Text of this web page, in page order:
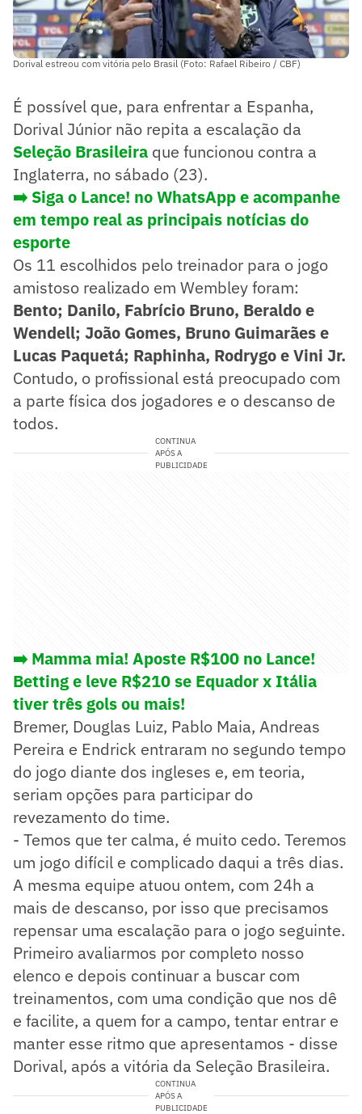
Dorival estreou com vitória pelo Brasil (Foto: Rafael Ribeiro / CBF)
É possível que, para enfrentar a Espanha,
Dorival Júnior não repita a escalação da
Seleção Brasileira que funcionou contra a
Inglaterra, no sábado (23).
➡️ Siga o Lance! no WhatsApp e acompanhe
em tempo real as principais notícias do
esporte
Os 11 escolhidos pelo treinador para o jogo
amistoso realizado em Wembley foram:
Bento; Danilo, Fabrício Bruno, Beraldo e
Wendell; João Gomes, Bruno Guimarães e
Lucas Paquetá; Raphinha, Rodrygo e Vini Jr.
Contudo, o profissional está preocupado com
a parte física dos jogadores e o descanso de
todos.
CONTINUA
APÓS A
PUBLICIDADE
➡️ Mamma mia! Aposte R$100 no Lance!
Betting e leve R$210 se Equador x Itália
tiver três gols ou mais!
Bremer, Douglas Luiz, Pablo Maia, Andreas
Pereira e Endrick entraram no segundo tempo
do jogo diante dos ingleses e, em teoria,
seriam opções para participar do
revezamento do time.
- Temos que ter calma, é muito cedo. Teremos
um jogo difícil e complicado daqui a três dias.
A mesma equipe atuou ontem, com 24h a
mais de descanso, por isso que precisamos
repensar uma escalação para o jogo seguinte.
Primeiro avaliarmos por completo nosso
elenco e depois continuar a buscar com
treinamentos, com uma condição que nos dê
e facilite, a quem for a campo, tentar entrar e
manter esse ritmo que apresentamos - disse
Dorival, após a vitória da Seleção Brasileira.
CONTINUA
APÓS A
PUBLICIDADE